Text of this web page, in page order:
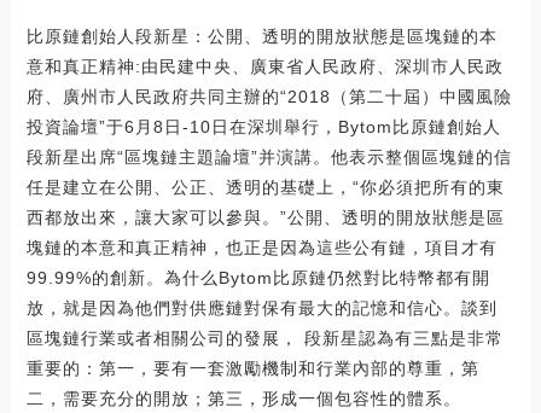
比原鏈創始人段新星：公開、透明的開放狀態是區塊鏈的本
意和真正精神:由民建中央、廣東省人民政府、深圳市人民政
府、廣州市人民政府共同主辦的“2018（第二十屆）中國風險
投資論壇”于6月8日-10日在深圳舉行，Bytom比原鏈創始人
段新星出席“區塊鏈主題論壇”并演講。他表示整個區塊鏈的信
任是建立在公開、公正、透明的基礎上，“你必須把所有的東
西都放出來，讓大家可以參與。”公開、透明的開放狀態是區
塊鏈的本意和真正精神，也正是因為這些公有鏈，項目才有
99.99%的創新。為什么Bytom比原鏈仍然對比特幣都有開
放，就是因為他們對供應鏈對保有最大的記憶和信心。談到
區塊鏈行業或者相關公司的發展， 段新星認為有三點是非常
重要的：第一，要有一套激勵機制和行業內部的尊重，第
二，需要充分的開放；第三，形成一個包容性的體系。